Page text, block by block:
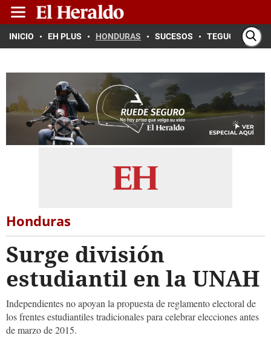
INICIO EH PLUS HONDURAS SUCESOS TEGUCIGALPA
Honduras
Surge división
estudiantil en la UNAH
Independientes no apoyan la propuesta de reglamento electoral de
los frentes estudiantiles tradicionales para celebrar elecciones antes
de marzo de 2015.